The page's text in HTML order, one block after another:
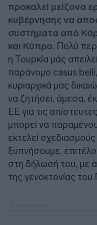
προκαλεί μείζονα
κυβέρνησης να
συστήματα από
και Κύπρο. Πολύ
η Τουρκία μάς
παράνομο casus belli,
κυριαρχικά μας
να ζητήσει, άμεσα,
ΕΕ για τις
μπορεί να
εκτελεί
ξυπνήσουμε,
στη δήλωσή του, με
της γενοκτονίας